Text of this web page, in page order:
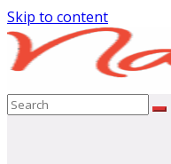
Skip to content